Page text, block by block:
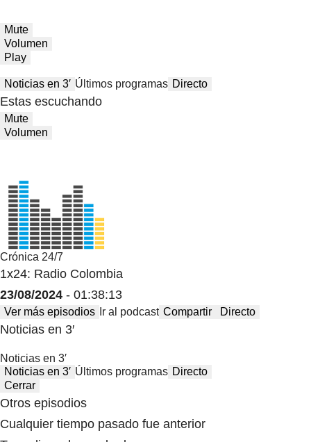
Mute
Volumen
Play
Noticias en 3′ Últimos programas Directo
Estas escuchando
Mute
Volumen
Crónica 24/7
1x24: Radio Colombia
23/08/2024 - 01:38:13
Ver más episodios Ir al podcast Compartir Directo
Noticias en 3′
Noticias en 3′
Noticias en 3′ Últimos programas Directo
Cerrar
Otros episodios
Cualquier tiempo pasado fue anterior